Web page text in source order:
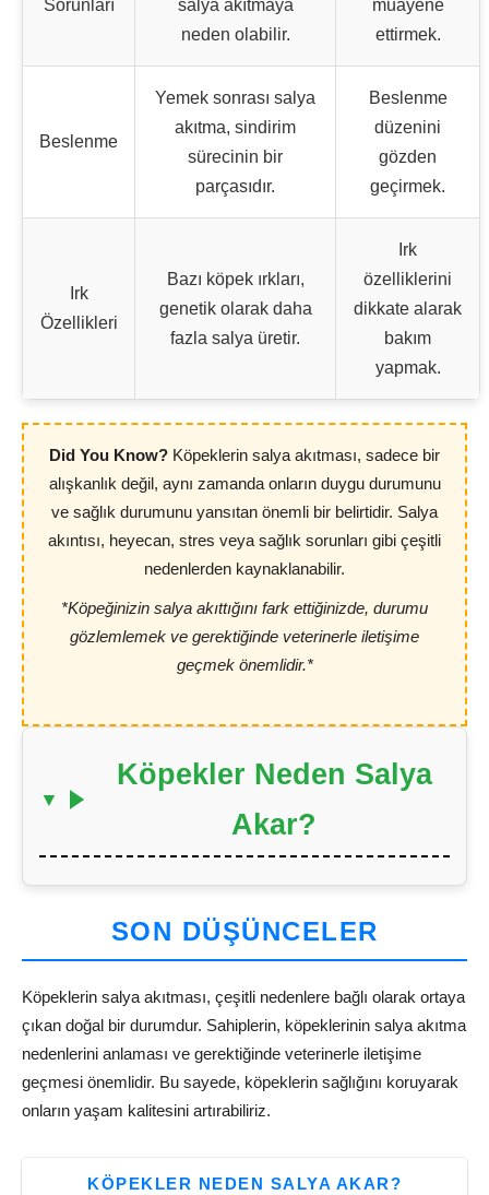
Sorunları
salya akıtmaya
neden olabilir.
muayene
ettirmek.
Beslenme
Yemek sonrası salya
akıtma, sindirim
sürecinin bir
parçasıdır.
Beslenme
düzenini
gözden
geçirmek.
Irk
Özellikleri
Bazı köpek ırkları,
genetik olarak daha
fazla salya üretir.
Irk
özelliklerini
dikkate alarak
bakım
yapmak.
Did You Know? Köpeklerin salya akıtması, sadece bir
alışkanlık değil, aynı zamanda onların duygu durumunu
ve sağlık durumunu yansıtan önemli bir belirtidir. Salya
akıntısı, heyecan, stres veya sağlık sorunları gibi çeşitli
nedenlerden kaynaklanabilir.
*Köpeğinizin salya akıttığını fark ettiğinizde, durumu
gözlemlemek ve gerektiğinde veterinerle iletişime
geçmek önemlidir.*
Köpekler Neden Salya
Akar?
SON DÜŞÜNCELER
Köpeklerin salya akıtması, çeşitli nedenlere bağlı olarak ortaya
çıkan doğal bir durumdur. Sahiplerin, köpeklerinin salya akıtma
nedenlerini anlaması ve gerektiğinde veterinerle iletişime
geçmesi önemlidir. Bu sayede, köpeklerin sağlığını koruyarak
onların yaşam kalitesini artırabiliriz.
KÖPEKLER NEDEN SALYA AKAR?